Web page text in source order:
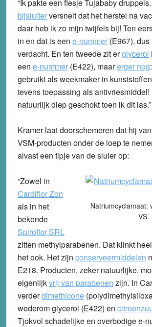
“Ik pakte een flesje Tujababy
bijsluiterversnelt dat het herstel na
daar heb ik zo mijn twijfels bij! Ten
in en dat is een e-nummer(E967), dus
verdacht. En ten tweede zit erglycerol
een e-nummer(E422), maarerger nog
gebruikt als weekmaker in
tevens toepassing als antivriesmiddel!
natuurlijk diep geschokt toen ik dit las.”
Kramer laat doorschemeren dat hij
VSM-producten onder de loep te
alvast een tipje van de sluier op:
Natriumcyclamaat:
VS.
“Zowel in
Cardiflor Zon
als in het
bekende
Spiroflor SRL
zitten methylparabenen. Dat klinkt
het ook. Het zijn conserveermiddelen
E218. Producten, zeker natuurlijke,
eigenlijkvrij van parabenen zijn. In
verderdimethicone
wederom glycerol (E422) en
Tjokvol schadelijke en overbodige e-